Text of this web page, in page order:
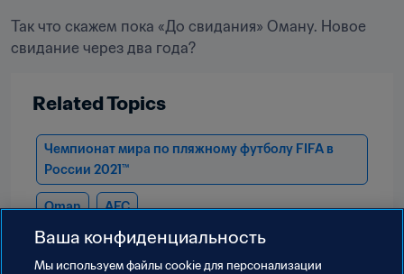
Так что скажем пока «До свидания» Оману. Новое
свидание через два года?
Related Topics
Чемпионат мира по пляжному футболу FIFA в
России 2021™
Oman AFC
Ваша конфиденциальность
Мы используем файлы сookie для персонализации